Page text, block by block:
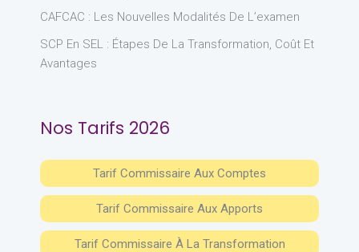
CAFCAC : Les Nouvelles Modalités De L’examen
SCP En SEL : Étapes De La Transformation, Coût Et
Avantages
Nos Tarifs 2026
Tarif Commissaire Aux Comptes
Tarif Commissaire Aux Apports
Tarif Commissaire À La Transformation